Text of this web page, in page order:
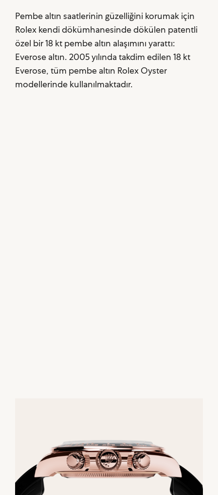
Pembe altın saatlerinin güzelliğini korumak için
Rolex kendi dökümhanesinde dökülen patentli
özel bir 18 kt pembe altın alaşımını yarattı:
Everose altın. 2005 yılında takdim edilen 18 kt
Everose, tüm pembe altın Rolex Oyster
modellerinde kullanılmaktadır.